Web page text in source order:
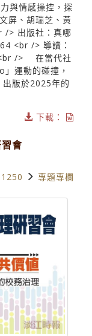
與情感操控，探
屏、胡瑞芝、黃
/> 出版社：真哪
<br /> 導讀：
<br /> 在當代社
運動的碰撞，
版於2025年的
下載：
會
專題專欄